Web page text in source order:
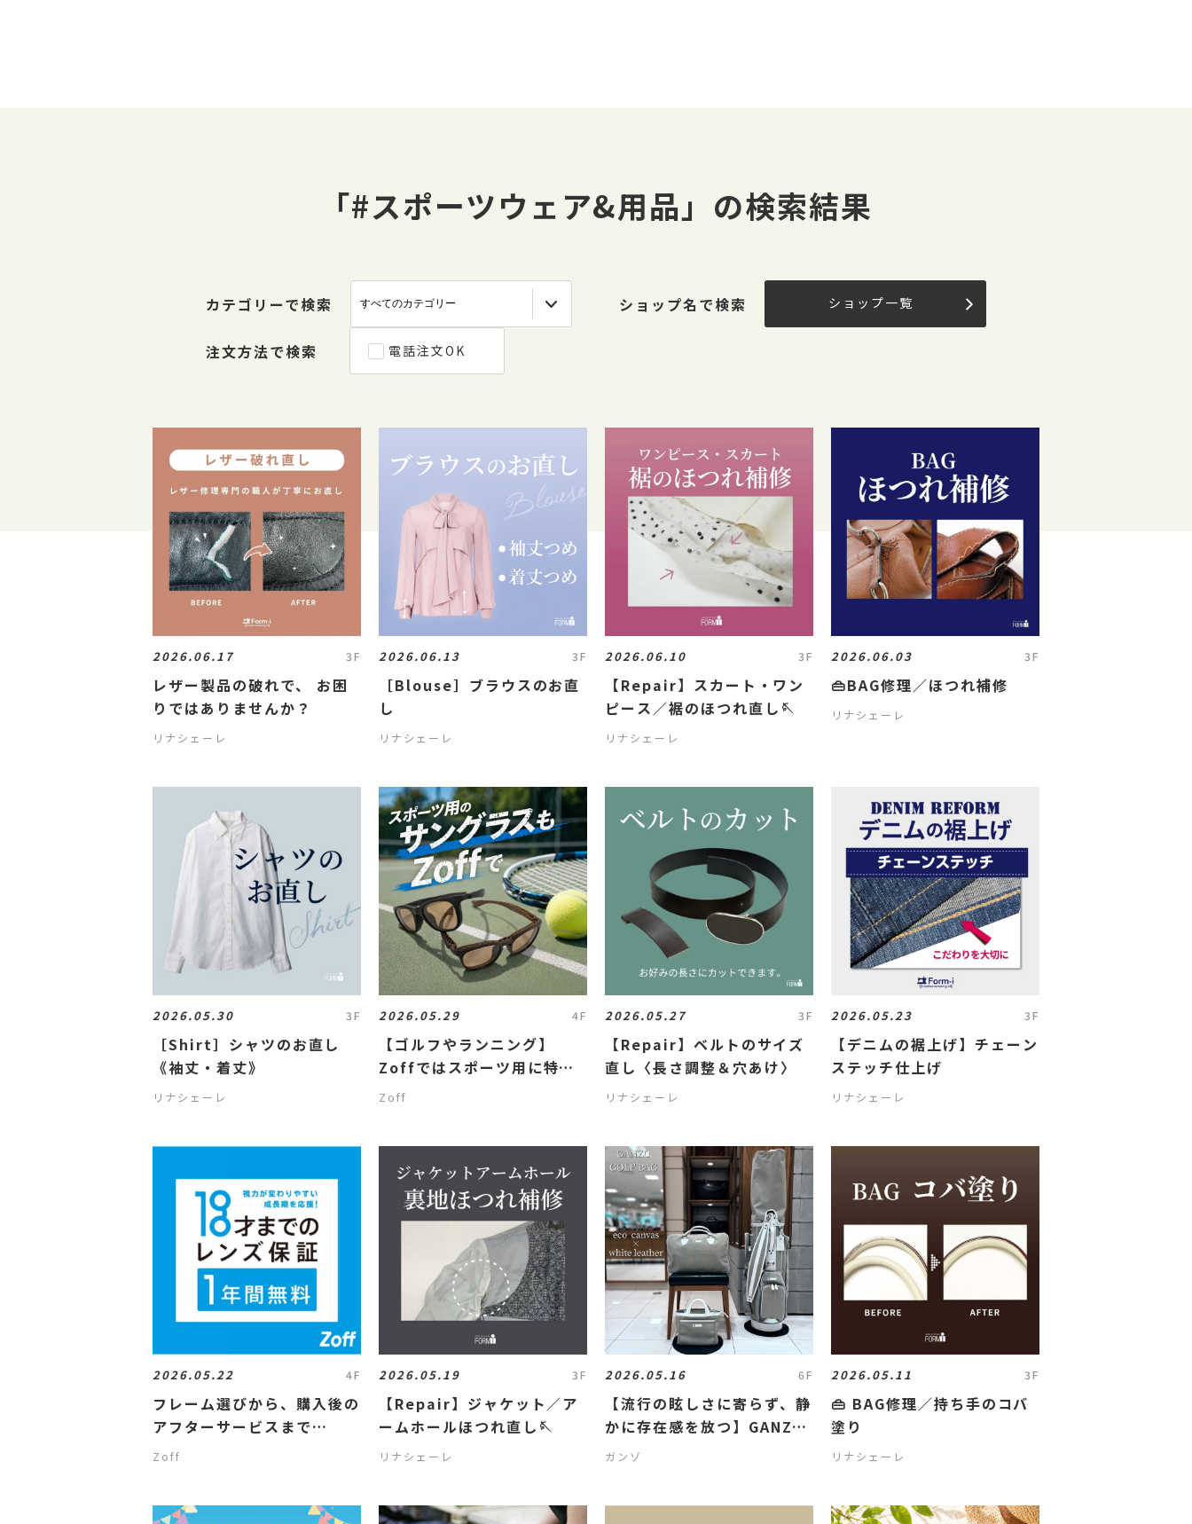
「#スポーツウェア&用品」の検索結果
カテゴリーで検索 ショップ名で検索 ショップ一覧
注文方法で検索 電話注文OK
2026.06.17 3F
レザー製品の破れで、 お困
りではありませんか？
リナシェーレ
2026.06.13 3F
［Blouse］ブラウスのお直
し
リナシェーレ
2026.06.10 3F
【Repair】スカート・ワン
ピース／裾のほつれ直し🪡
リナシェーレ
2026.06.03 3F
👜BAG修理／ほつれ補修
リナシェーレ
2026.05.30 3F
［Shirt］シャツのお直し
《袖丈・着丈》
リナシェーレ
2026.05.29 4F
【ゴルフやランニング】
Zoffではスポーツ用に特化
したフレームで、度付き・度
Zoff
2026.05.27 3F
【Repair】ベルトのサイズ
直し〈長さ調整＆穴あけ〉
リナシェーレ
2026.05.23 3F
【デニムの裾上げ】チェーン
ステッチ仕上げ
リナシェーレ
2026.05.22 4F
フレーム選びから、購入後の
アフターサービスまで
✨Zoffなら18歳以下のお客
Zoff
2026.05.19 3F
【Repair】ジャケット／ア
ームホールほつれ直し🪡
リナシェーレ
2026.05.16 6F
【流行の眩しさに寄らず、静
かに存在感を放つ】GANZO
のゴルフバッグ
ガンゾ
2026.05.11 3F
👜 BAG修理／持ち手のコバ
塗り
リナシェーレ